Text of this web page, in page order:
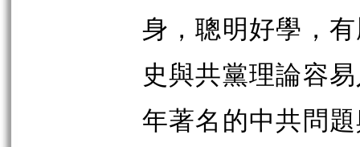
身，聰明好學，
史與共黨理論容
年著名的中共問